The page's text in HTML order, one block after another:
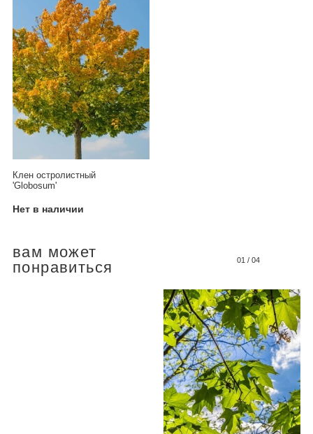
Клен остролистный
'Globosum'
Нет в наличии
вам может
понравиться
01 / 04